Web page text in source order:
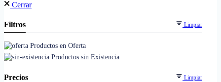
Cerrar
Filtros Limpiar
Productos en Oferta
Productos sin Existencia
Precios Limpiar